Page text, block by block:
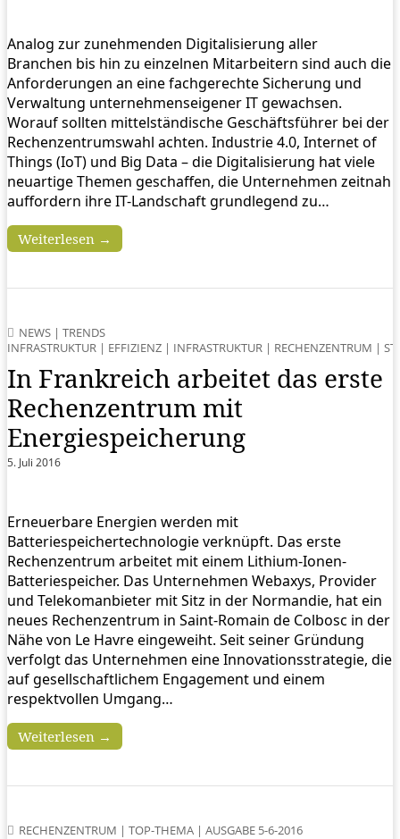
Analog zur zunehmenden Digitalisierung aller
Branchen bis hin zu einzelnen Mitarbeitern sind auch die
Anforderungen an eine fachgerechte Sicherung und
Verwaltung unternehmenseigener IT gewachsen.
Worauf sollten mittelständische Geschäftsführer bei der
Rechenzentrumswahl achten. Industrie 4.0, Internet of
Things (IoT) und Big Data – die Digitalisierung hat viele
neuartige Themen geschaffen, die Unternehmen zeitnah
auffordern ihre IT-Landschaft grundlegend zu…
Weiterlesen →
NEWS | TRENDS
INFRASTRUKTUR | EFFIZIENZ | INFRASTRUKTUR | RECHENZENTRUM |
In Frankreich arbeitet das erste
Rechenzentrum mit
Energiespeicherung
5. Juli 2016
Erneuerbare Energien werden mit
Batteriespeichertechnologie verknüpft. Das erste
Rechenzentrum arbeitet mit einem Lithium-Ionen-
Batteriespeicher. Das Unternehmen Webaxys, Provider
und Telekomanbieter mit Sitz in der Normandie, hat ein
neues Rechenzentrum in Saint-Romain de Colbosc in der
Nähe von Le Havre eingeweiht. Seit seiner Gründung
verfolgt das Unternehmen eine Innovationsstrategie, die
auf gesellschaftlichem Engagement und einem
respektvollen Umgang…
Weiterlesen →
RECHENZENTRUM | TOP-THEMA | AUSGABE 5-6-2016